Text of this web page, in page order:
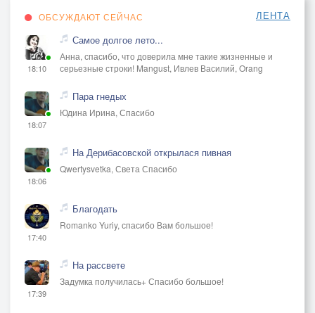
ОБСУЖДАЮТ СЕЙЧАС ЛЕНТА
18:10
Самое долгое лето...
Анна, спасибо, что доверила мне такие жизненные и
серьезные строки! Mangust, Ивлев Василий, Orang
18:07
Пара гнедых
Юдина Ирина, Спасибо
18:06
На Дерибасовской открылася пивная
Qwertysvetka, Света Спасибо
17:40
Благодать
Romanko Yuriy, спасибо Вам большое!
17:39
На рассвете
Задумка получилась+ Спасибо большое!